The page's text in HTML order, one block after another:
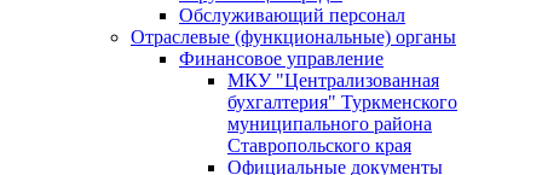
Обслуживающий персонал
Отраслевые (функциональные) органы
Финансовое управление
МКУ "Централизованная
бухгалтерия" Туркменского
муниципального района
Ставропольского края
Официальные документы